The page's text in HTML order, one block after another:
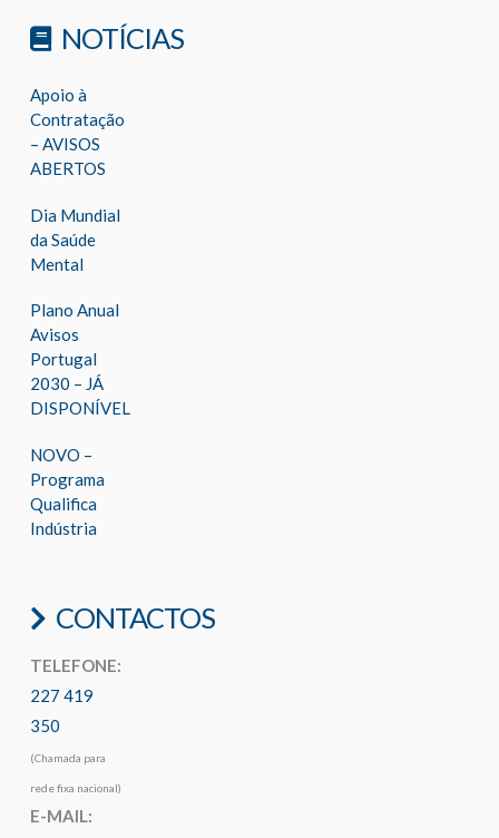
NOTÍCIAS
Apoio à
Contratação
– AVISOS
ABERTOS
Dia Mundial
da Saúde
Mental
Plano Anual
Avisos
Portugal
2030 – JÁ
DISPONÍVEL
NOVO –
Programa
Qualifica
Indústria
CONTACTOS
TELEFONE:
227 419
350
(Chamada para
rede fixa nacional)
E-MAIL: